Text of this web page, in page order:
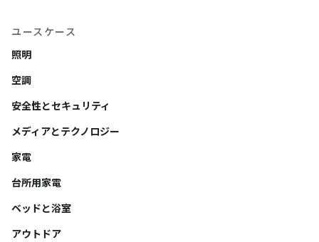
ユースケース
照明
空調
安全性とセキュリティ
メディアとテクノロジー
家電
台所用家電
ベッドと浴室
アウトドア